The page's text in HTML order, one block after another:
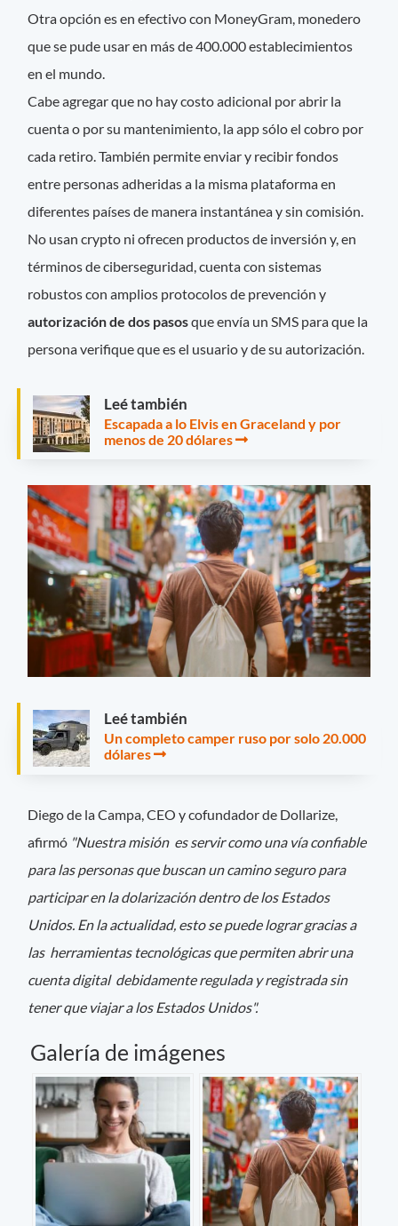
Otra opción es en efectivo con MoneyGram, monedero
que se pude usar en más de 400.000 establecimientos
en el mundo.
Cabe agregar que no hay costo adicional por abrir la
cuenta o por su mantenimiento, la app sólo el cobro por
cada retiro. También permite enviar y recibir fondos
entre personas adheridas a la misma plataforma en
diferentes países de manera instantánea y sin comisión.
No usan crypto ni ofrecen productos de inversión y, en
términos de ciberseguridad, cuenta con sistemas
robustos con amplios protocolos de prevención y
autorización de dos pasosque envía un SMS para que la
persona verifique que es el usuario y de su autorización.
Leé también
Escapada a lo Elvis en Graceland y por
menos de 20 dólares
Leé también
Un completo camper ruso por solo 20.000
dólares
Diego de la Campa, CEO y cofundador de Dollarize,
afirmó "Nuestra misión es servir como una vía confiable
para las personas que buscan un camino seguro para
participar en la dolarización dentro de los Estados
Unidos. En la actualidad, esto se puede lograr gracias a
las herramientas tecnológicas que permiten abrir una
cuenta digital debidamente regulada y registrada sin
tener que viajar a los Estados Unidos".
Galería de imágenes